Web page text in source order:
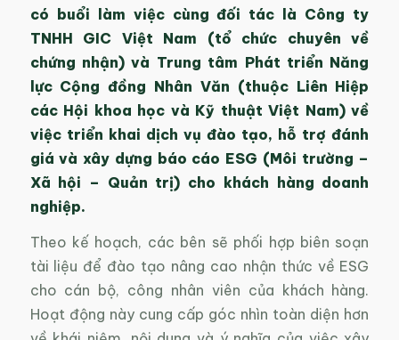
có buổi làm việc cùng đối tác là Công ty
TNHH GIC Việt Nam (tổ chức chuyên về
chứng nhận) và Trung tâm Phát triển Năng
lực Cộng đồng Nhân Văn (thuộc Liên Hiệp
các Hội khoa học và Kỹ thuật Việt Nam) về
việc triển khai dịch vụ đào tạo, hỗ trợ đánh
giá và xây dựng báo cáo ESG (Môi trường –
Xã hội – Quản trị) cho khách hàng doanh
nghiệp.
Theo kế hoạch, các bên sẽ phối hợp biên soạn
tài liệu để đào tạo nâng cao nhận thức về ESG
cho cán bộ, công nhân viên của khách hàng.
Hoạt động này cung cấp góc nhìn toàn diện hơn